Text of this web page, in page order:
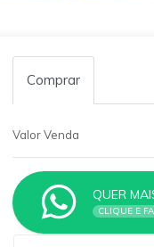
Comprar
Valor Venda
QUER
CLIQUE E